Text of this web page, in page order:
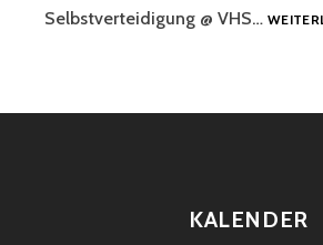
Selbstverteidigung @ VHS…
KALENDER